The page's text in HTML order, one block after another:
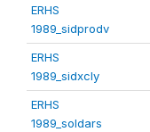
ERHS
1989_sidprodv
ERHS
1989_sidxcly
ERHS
1989_soldars